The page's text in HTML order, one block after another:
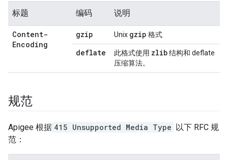
标题 编码 说明
Content-
Encoding
gzip Unix gzip 格式
deflate 此格式使用 zlib结构和 deflate
压缩算法。
规范
Apigee 根据 415 Unsupported Media Type 以下 RFC 规
范：